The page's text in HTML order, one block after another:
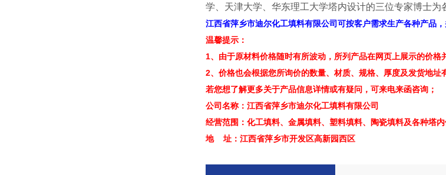
学、天津大学、华东理工大学塔内设计的三位专家博士为
江西省萍乡市迪尔化工填料有限公司可按客户需求生产各种产品
温馨提示：
1、由于原材料价格随时有所波动，所列产品在网页上展示的价格
2、价格也会根据您所询价的数量、材质、规格、厚度及发货地
若您想了解更多关于产品信息详情或有疑问，可来电来函咨询；
公司名称：江西省萍乡市迪尔化工填料有限公司
经营范围：化工填料、金属填料、塑料填料、陶瓷填料及各种塔内
地 址：江西省萍乡市开发区高新园西区